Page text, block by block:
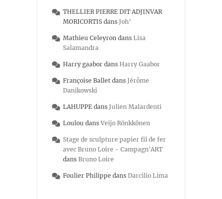
THELLIER PIERRE DIT ADJINVAR
MORICORTIS dans Joh’
Mathieu Celeyron dans Lisa
Salamandra
Harry gaabor dans Harry Gaabor
Françoise Ballet dans Jérôme
Danikowski
LAHUPPE dans Julien Malardenti
Loulou dans Veijo Rönkkönen
Stage de sculpture papier fil de fer
avec Bruno Loire - Campagn'ART
dans Bruno Loire
Foulier Philippe dans Darcilio Lima